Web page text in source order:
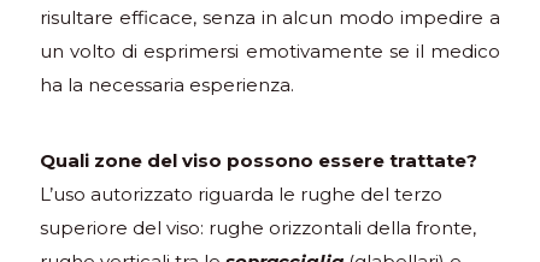
risultare efficace, senza in alcun modo impedire a
un volto di esprimersi emotivamente se il medico
ha la necessaria esperienza.
Quali zone del viso possono essere trattate?
L’uso autorizzato riguarda le rughe del terzo
superiore del viso: rughe orizzontali della fronte,